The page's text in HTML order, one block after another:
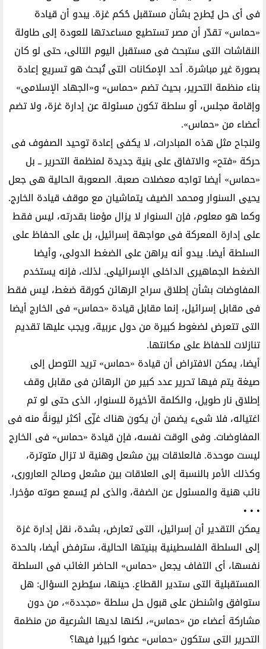
فى أى حل يُطرح بشأن مستقبل حُكم غزة. يبدو أن قيادة
«حماس» تقدّر أن مصر تستطيع مساعدتها للعودة إلى طاولة
النقاشات التى ستبحث فى مستقبل اليوم التالى، حتى لو كان
بصورة غير مباشرة. أحد الإمكانات التى تُبحث هو تسريع إعادة
بناء منظمة التحرير، بحيث تضم «حماس» و«الجهاد الإسلامى»
وإقامة مجلس، أو سلطة تكون مسئولة عن إدارة غزة، ولا تضم
أعضاء من «حماس».
ولنجاح مثل هذه المبادرات، لا يكفى إعادة توحيد الصفوف فى
حركة «فتح» والاتفاق على بنية جديدة لمنظمة التحرير ــ بل
«حماس» أيضا تواجه معضلات صعبة. الصعوبة الحالية هى جعل
يحيى السنوار ومحمد الضيف يتماشيان مع موقف قيادة الخارج.
وكما هو معلوم، فإن السنوار لا يزال مؤمنا بقدرته، ليس فقط
على إدارة المعركة فى مواجهة إسرائيل، بل على الحفاظ على
السلطة أيضا. يبدو أنه يراهن على الضغط الدولى، وأيضا
الضغط الجماهيرى الداخلى الإسرائيلى. لذلك، فإنه يستخدم
المفاوضات بشأن إطلاق سراح الرهائن كورقة ضغط، ليس فقط
فى مقابل إسرائيل، إنما مقابل قيادة «حماس» فى الخارج أيضا
التى تتعرض لضغوط كبيرة من دول عربية، ويجب عليها تقديم
تنازلات للحفاظ على مكانتها.
أيضا، يمكن الافتراض أن قيادة «حماس» تريد التوصل إلى
صيغة يتم فيها تحرير عدد كبير من الرهائن فى مقابل وقف
إطلاق نار طويل، والكلمة الأخيرة للسنوار، الذى حتى لو تم
اغتياله، فلا شىء يضمن أن يكون هناك غزّى أكثر ليونةً منه فى
المفاوضات. وفى الوقت نفسه، فإن قيادة «حماس» فى الخارج
ليست موحدة. فالعلاقات بين مشعل وهنية لا تزال متوترة،
وكذلك الأمر بالنسبة إلى العلاقات بين مشعل وصالح العارورى،
نائب هنية والمسئول عن الضفة، والذى لم يُسمع صوته مؤخرا.
• • •
يمكن التقدير أن إسرائيل، التى تعارض، بشدة، نقل إدارة غزة
إلى السلطة الفلسطينية ببنيتها الحالية، سترفض أيضا، بالحدة
نفسها، أى التفاف يجعل «حماس» الحاضر الغائب فى السلطة
المستقبلية التى ستدير القطاع. حينها، سيُطرح السؤال: هل
ستوافق واشنطن على قبول حل سلطة «مجددة»، من دون
مشاركة أعضاء من «حماس»، لكنها لديها الشرعية من منظمة
التحرير التى ستكون «حماس» عضوا كبيرا فيها؟